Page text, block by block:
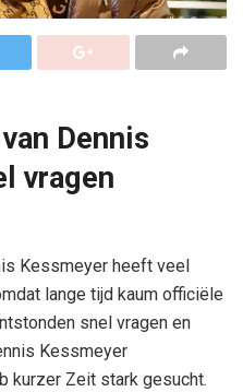
Dennis
vragen
Kessmeyer heeft veel
lange tijd kaum officiële
snel vragen en
Kessmeyer
kurzer Zeit stark gesucht.